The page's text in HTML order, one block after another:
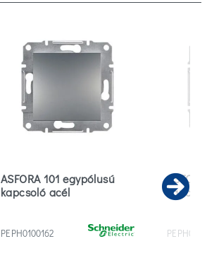
ASFORA 101 egypólusú
kapcsoló acél
PEPH0100162